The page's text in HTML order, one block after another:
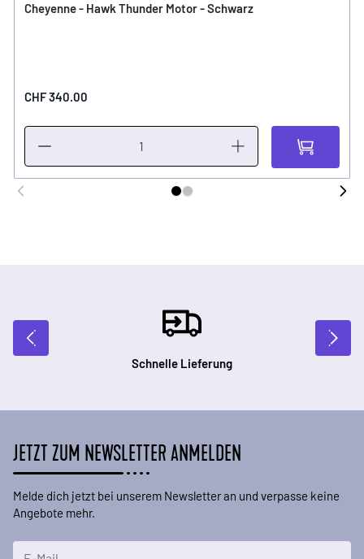
Cheyenne - Hawk Thunder Motor - Schwarz
CHF 340.00
Schnelle Lieferung
JETZT ZUM NEWSLETTER ANMELDEN
Melde dich jetzt bei unserem Newsletter an und verpasse keine
Angebote mehr.